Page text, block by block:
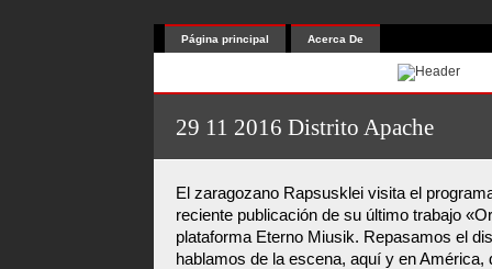
Página principal Acerca De
29 11 2016 Distrito Apache
El zaragozano Rapsusklei visita el
reciente publicación de su último trabajo
plataforma Eterno Miusik. Repasamos el
hablamos de la escena, aquí y en América,